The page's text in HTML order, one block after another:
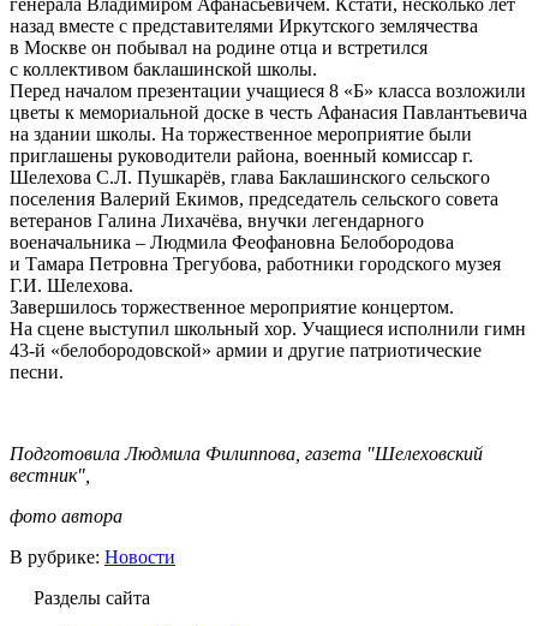
назад вместе с представителями Иркутского землячества
в Москве он побывал на родине отца и встретился
с коллективом баклашинской школы.
Перед началом презентации учащиеся 8 «Б» класса возложили
цветы к мемориальной доске в честь Афанасия Павлантьевича
на здании школы. На торжественное мероприятие были
приглашены руководители района, военный комиссар г.
Шелехова С.Л. Пушкарёв, глава Баклашинского сельского
поселения Валерий Екимов, председатель сельского совета
ветеранов Галина Лихачёва, внучки легендарного
военачальника – Людмила Феофановна Белобородова
и Тамара Петровна Трегубова, работники городского музея
Г.И. Шелехова.
Завершилось торжественное мероприятие концертом.
На сцене выступил школьный хор. Учащиеся исполнили гимн
43-й «белобородовской» армии и другие патриотические
песни.
Подготовила Людмила Филиппова, газета "Шелеховский
вестник",
фото автора
В рубрике: Новости
Разделы сайта